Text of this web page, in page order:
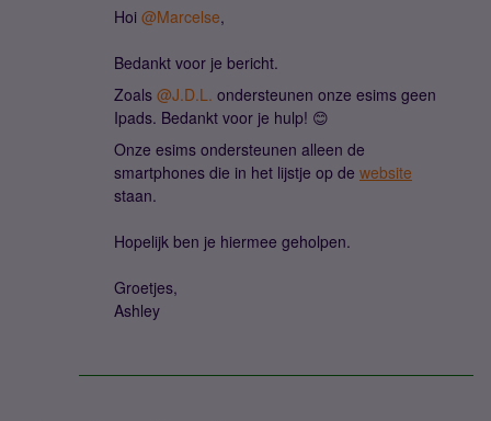
Hoi @Marcelse,
Bedankt voor je bericht.
Zoals @J.D.L. ondersteunen onze esims geen
Ipads. Bedankt voor je hulp! 😊
Onze esims ondersteunen alleen de
smartphones die in het lijstje op de website
staan.
Hopelijk ben je hiermee geholpen.
Groetjes,
Ashley